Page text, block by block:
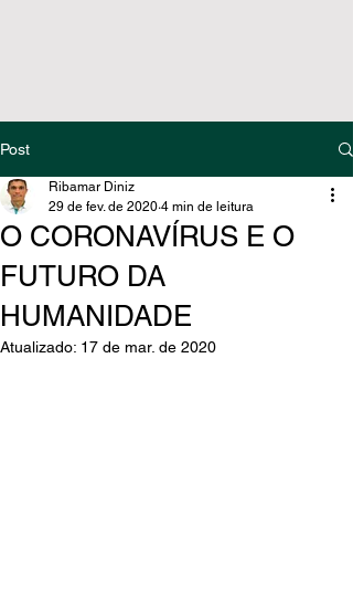
Post
O CORONAVÍRUS E O
FUTURO DA
HUMANIDADE
Ribamar Diniz
29 de fev. de 2020 4 min de leitura
Atualizado: 17 de mar. de 2020